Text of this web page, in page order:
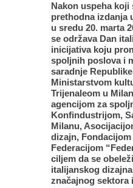
Nakon uspeha koji
prethodna izdanja
u sredu 20. marta
se održava Dan
inicijativa koju
spoljnih poslova i
saradnje
Ministarstvom
Trijenaleom u
agencijom za
Konfindustrijom,
Milanu,
dizajn, Fondacijom
Federacijom
ciljem da se
italijanskog
značajnog sektora